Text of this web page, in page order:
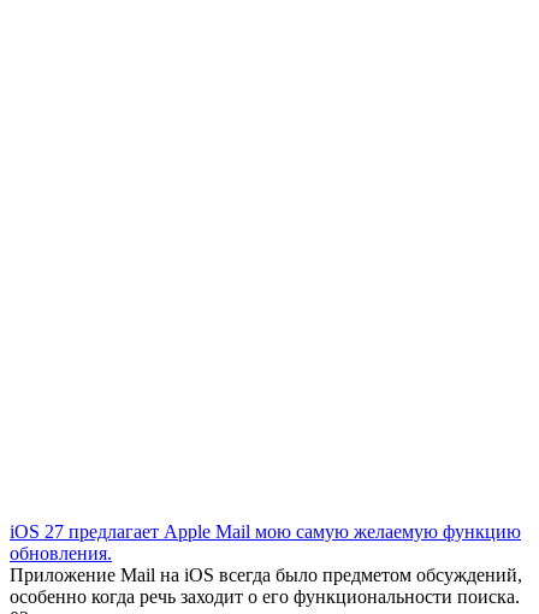
iOS 27 предлагает Apple Mail мою самую желаемую функцию
обновления.
Приложение Mail на iOS всегда было предметом обсуждений,
особенно когда речь заходит о его функциональности поиска.